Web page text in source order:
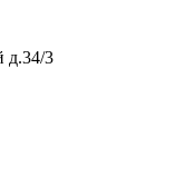
д.34/3